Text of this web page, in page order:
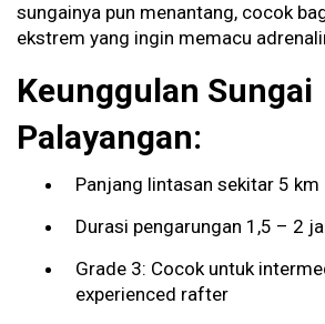
sungainya pun menantang, cocok
ekstrem yang ingin memacu
Keunggulan Sungai
Palayangan:
Panjang lintasan sekitar 5 km
Durasi pengarungan 1,5 – 2
Grade 3: Cocok untuk
experienced rafter